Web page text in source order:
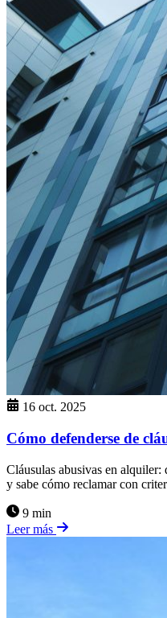
16 oct. 2025
Cómo defenderse de
Cláusulas abusivas en alquiler:
y sabe cómo reclamar con
9 min
Leer más